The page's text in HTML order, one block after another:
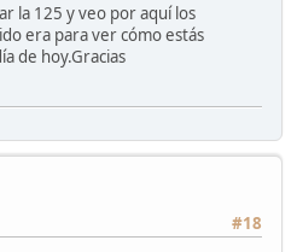
la 125 y veo por aquí los
era para ver cómo estás
de hoy.Gracias
#18